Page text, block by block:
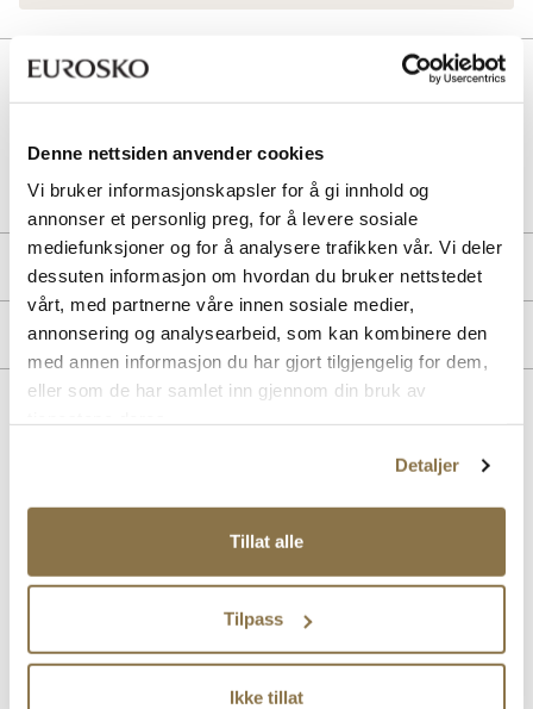
Denne nettsiden anvender cookies
Vi bruker informasjonskapsler for å gi innhold og
annonser et personlig preg, for å levere sosiale
mediefunksjoner og for å analysere trafikken vår. Vi deler
dessuten informasjon om hvordan du bruker nettstedet
vårt, med partnerne våre innen sosiale medier,
annonsering og analysearbeid, som kan kombinere den
med annen informasjon du har gjort tilgjengelig for dem,
eller som de har samlet inn gjennom din bruk av
Detaljer
Tillat alle
Tilpass
Ikke tillat
Beskrivelse
Art. nr27857405
Lev. art. nr1030165
Produktdetaljer
Overdel:
Ull
For:Ull
Merke
Lignende produkter